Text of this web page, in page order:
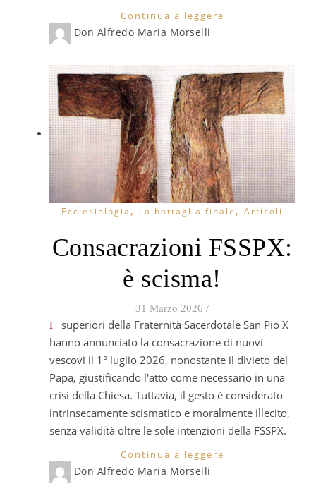
Continua a leggere
Don Alfredo Maria Morselli
Ecclesiologia , La battaglia finale , Articoli
Consacrazioni FSSPX:
è scisma!
31 Marzo 2026 /
I superiori della Fraternità Sacerdotale San Pio X
hanno annunciato la consacrazione di nuovi
vescovi il 1° luglio 2026, nonostante il divieto del
Papa, giustificando l'atto come necessario in una
crisi della Chiesa. Tuttavia, il gesto è considerato
intrinsecamente scismatico e moralmente illecito,
senza validità oltre le sole intenzioni della FSSPX.
Continua a leggere
Don Alfredo Maria Morselli